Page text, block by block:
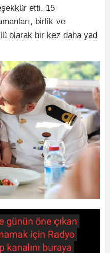
etti. 15
birlik ve
olarak bir kez daha yad